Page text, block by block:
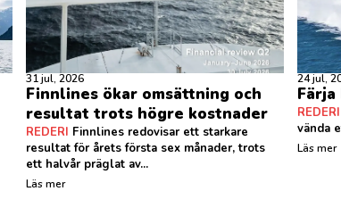
31 jul, 2026
Finnlines ökar omsättning och
resultat trots högre kostnader
REDERI Finnlines redovisar ett starkare
resultat för årets första sex månader, trots
ett halvår präglat av...
Läs mer
24 jul,
REDERI
vända
Läs mer